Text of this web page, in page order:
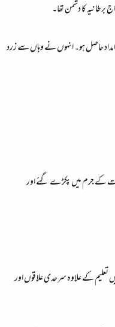
کا دشمن تھا۔
امداد حاصل ہو۔ انہوں نے وہاں سے زرد
بغاوت کے جرم میں پکڑے گئے اور
تعلیم کے علاوہ سرحدی علاقوں اور